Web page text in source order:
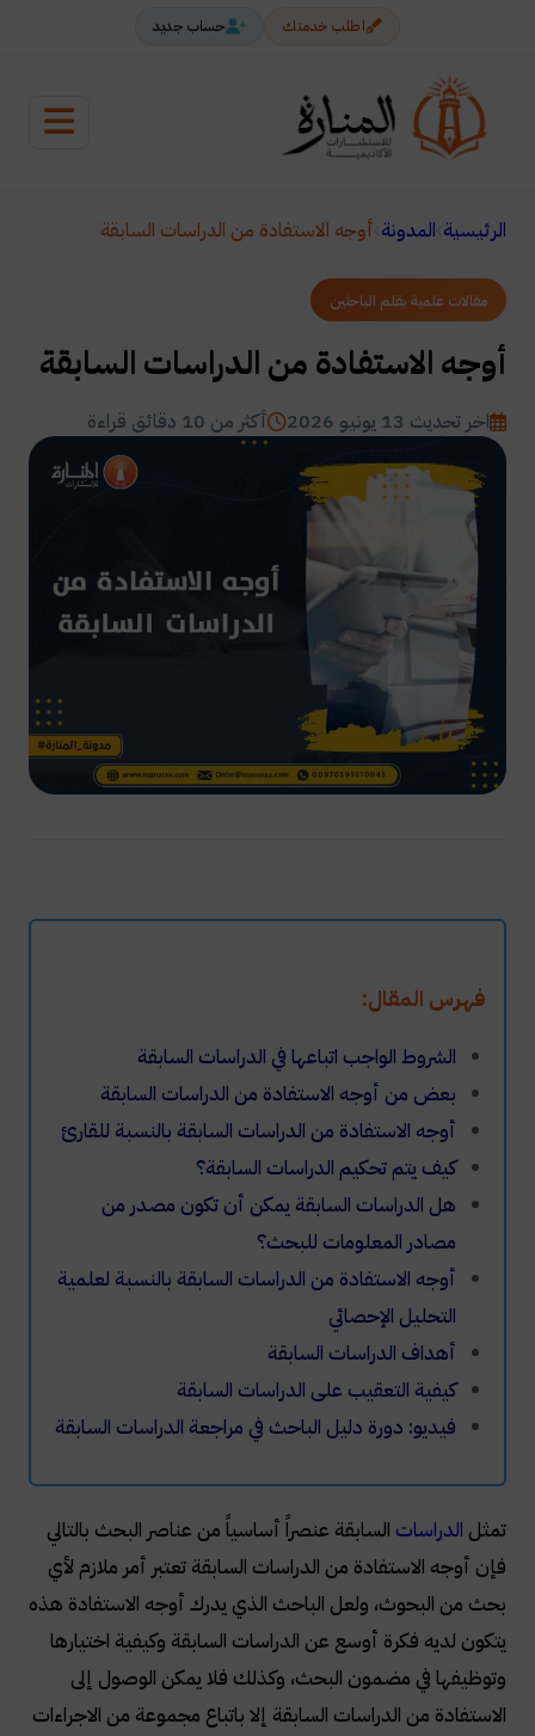
اطلب خدمتك حساب جديد
الرئيسية المدونة أوجه الاستفادة من الدراسات السابقة
مقالات علمية بقلم الباحثين
أوجه الاستفادة من الدراسات السابقة
اخر تحديث 13 يونيو 2026 أكثر من 10 دقائق قراءة
فهرس المقال:
الشروط الواجب اتباعها في الدراسات السابقة
بعض من أوجه الاستفادة من الدراسات السابقة
أوجه الاستفادة من الدراسات السابقة بالنسبة للقارئ
كيف يتم تحكيم الدراسات السابقة؟
هل الدراسات السابقة يمكن أن تكون مصدر من
مصادر المعلومات للبحث؟
أوجه الاستفادة من الدراسات السابقة بالنسبة لعلمية
التحليل الإحصائي
أهداف الدراسات السابقة
كيفية التعقيب على الدراسات السابقة
فيديو: دورة دليل الباحث في مراجعة الدراسات السابقة
تمثل الدراسات السابقة عنصراً أساسياً من عناصر البحث بالتالي
فإن أوجه الاستفادة من الدراسات السابقة تعتبر أمر ملازم لأي
بحث من البحوث، ولعل الباحث الذي يدرك أوجه الاستفادة هذه
يتكون لديه فكرة أوسع عن الدراسات السابقة وكيفية اختيارها
وتوظيفها في مضمون البحث، وكذلك فلا يمكن الوصول إلى
الاستفادة من الدراسات السابقة إلا باتباع مجموعة من الاجراءات